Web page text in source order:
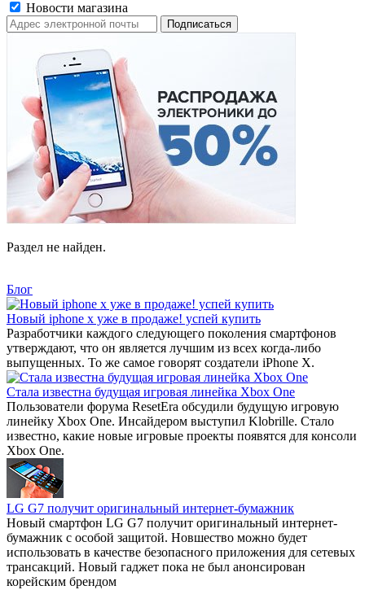
Новости магазина
Раздел не найден.
Блог
Новый iphone x уже в продаже! успей купить
Разработчики каждого следующего поколения смартфонов
утверждают, что он является лучшим из всех когда-либо
выпущенных. То же самое говорят создатели iPhone X.
Стала известна будущая игровая линейка Xbox One
Пользователи форума ResetEra обсудили будущую игровую
линейку Xbox One. Инсайдером выступил Klobrille. Стало
известно, какие новые игровые проекты появятся для консоли
Xbox One.
LG G7 получит оригинальный интернет-бумажник
Новый смартфон LG G7 получит оригинальный интернет-
бумажник с особой защитой. Новшество можно будет
использовать в качестве безопасного приложения для сетевых
трансакций. Новый гаджет пока не был анонсирован
корейским брендом